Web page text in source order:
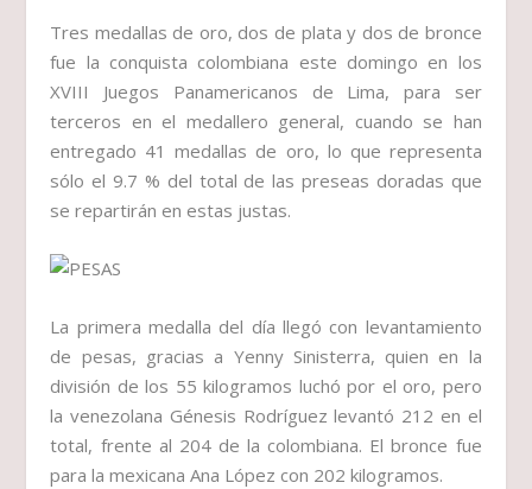
Tres medallas de oro, dos de plata y dos de bronce
fue la conquista colombiana este domingo en los
XVIII Juegos Panamericanos de Lima, para ser
terceros en el medallero general, cuando se han
entregado 41 medallas de oro, lo que representa
sólo el 9.7 % del total de las preseas doradas que
se repartirán en estas justas.
La primera medalla del día llegó con levantamiento
de pesas, gracias a Yenny Sinisterra, quien en la
división de los 55 kilogramos luchó por el oro, pero
la venezolana Génesis Rodríguez levantó 212 en el
total, frente al 204 de la colombiana. El bronce fue
para la mexicana Ana López con 202 kilogramos.